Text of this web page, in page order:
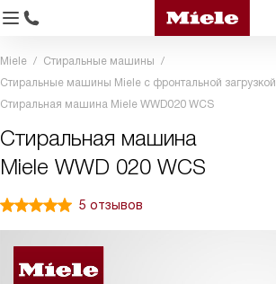
Miele
Стиральные машины
Стиральные машины Miele с фронтальной загрузкой
Стиральная машина Miele WWD020 WCS
Стиральная машина
Miele WWD 020 WCS
5 отзывов